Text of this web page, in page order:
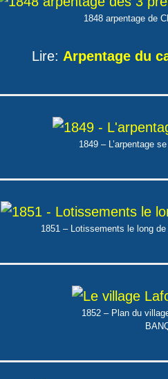
1848 arpentage de
Lire: Arpentage du
1849 – L’arpentage
1851 – Lotissements le long
1852 – Plan du